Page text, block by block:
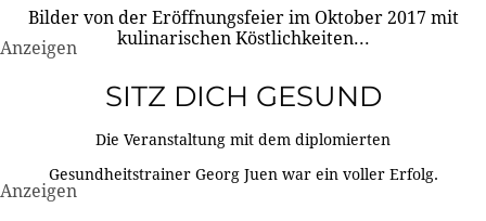
Bilder von der Eröffnungsfeier im Oktober 2017 mit
kulinarischen Köstlichkeiten...
Anzeigen
SITZ DICH GESUND
Die Veranstaltung mit dem diplomierten
Gesundheitstrainer Georg Juen war ein voller Erfolg.
Anzeigen